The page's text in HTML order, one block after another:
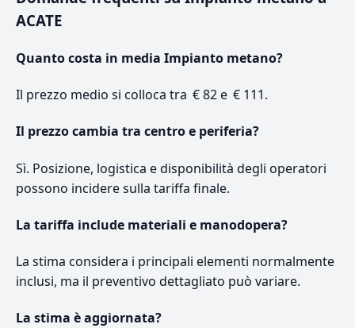
ACATE
Quanto costa in media Impianto metano?
Il prezzo medio si colloca tra € 82 e € 111.
Il prezzo cambia tra centro e periferia?
Sì. Posizione, logistica e disponibilità degli operatori
possono incidere sulla tariffa finale.
La tariffa include materiali e manodopera?
La stima considera i principali elementi normalmente
inclusi, ma il preventivo dettagliato può variare.
La stima è aggiornata?